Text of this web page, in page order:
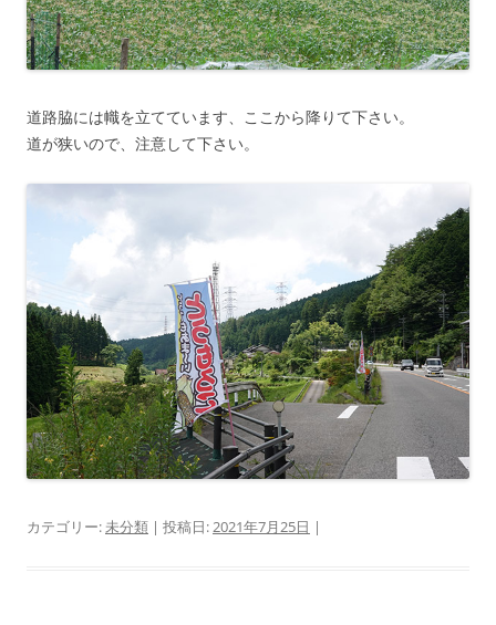
道路脇には幟を立てています、ここから降りて下さい。
道が狭いので、注意して下さい。
カテゴリー:未分類 | 投稿日:2021年7月25日 |